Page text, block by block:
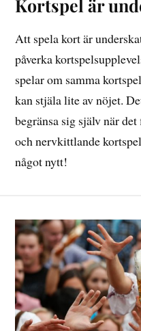
Kortspel är
Att spela kort är
påverka
spelar om samma
kan stjäla lite av nöjet.
begränsa sig själv när
och nervkittlande
något nytt!